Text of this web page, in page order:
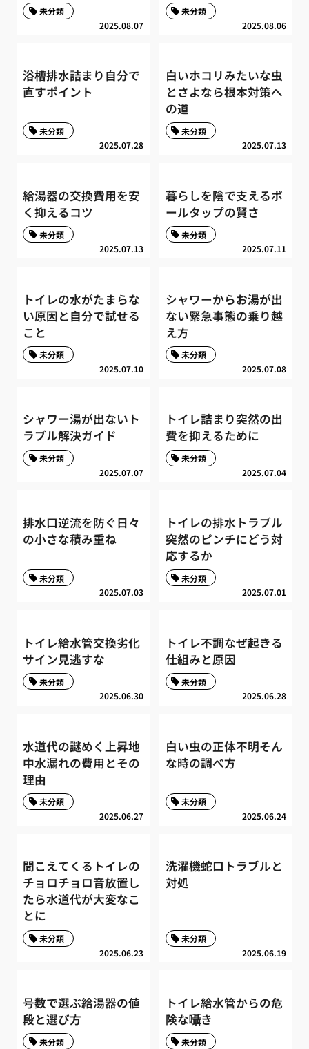
2025.08.07
未分類
2025.08.06
未分類
浴槽排水詰まり自分で
直すポイント
2025.07.28
未分類
白いホコリみたいな虫
とさよなら根本対策へ
の道
2025.07.13
未分類
給湯器の交換費用を安
く抑えるコツ
2025.07.13
未分類
暮らしを陰で支えるボ
ールタップの賢さ
2025.07.11
未分類
トイレの水がたまらな
い原因と自分で試せる
こと
2025.07.10
未分類
シャワーからお湯が出
ない緊急事態の乗り越
え方
2025.07.08
未分類
シャワー湯が出ないト
ラブル解決ガイド
2025.07.07
未分類
トイレ詰まり突然の出
費を抑えるために
2025.07.04
未分類
排水口逆流を防ぐ日々
の小さな積み重ね
2025.07.03
未分類
トイレの排水トラブル
突然のピンチにどう対
応するか
2025.07.01
未分類
トイレ給水管交換劣化
サイン見逃すな
2025.06.30
未分類
トイレ不調なぜ起きる
仕組みと原因
2025.06.28
未分類
水道代の謎めく上昇地
中水漏れの費用とその
理由
2025.06.27
未分類
白い虫の正体不明そん
な時の調べ方
2025.06.24
未分類
聞こえてくるトイレの
チョロチョロ音放置し
たら水道代が大変なこ
とに
2025.06.23
未分類
洗濯機蛇口トラブルと
対処
2025.06.19
未分類
号数で選ぶ給湯器の値
段と選び方
未分類
トイレ給水管からの危
険な囁き
未分類